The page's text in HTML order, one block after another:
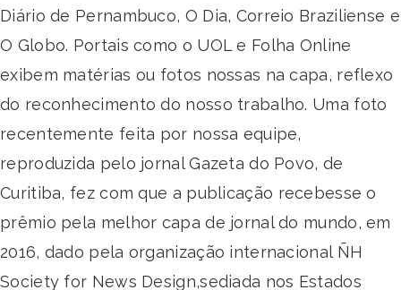
Diário de Pernambuco, O Dia, Correio Braziliense e
O Globo. Portais como o UOL e Folha Online
exibem matérias ou fotos nossas na capa, reflexo
do reconhecimento do nosso trabalho. Uma foto
recentemente feita por nossa equipe,
reproduzida pelo jornal Gazeta do Povo, de
Curitiba, fez com que a publicação recebesse o
prêmio pela melhor capa de jornal do mundo, em
2016, dado pela organização internacional ÑH
Society for News Design,sediada nos Estados